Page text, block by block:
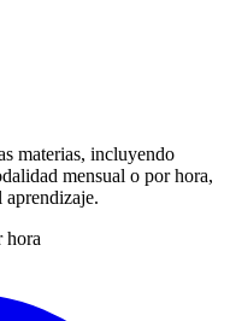
materias, incluyendo
mensual o por hora,
aprendizaje.
hora